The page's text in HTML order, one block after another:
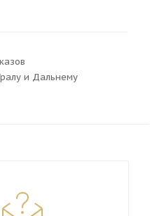
и Дальнему